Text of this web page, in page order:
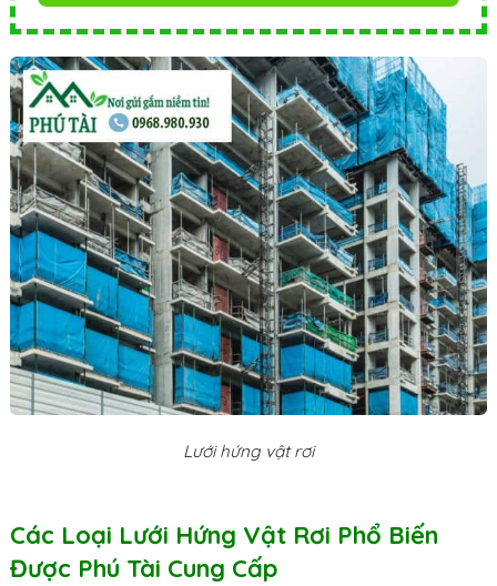
Lưới hứng vật rơi
Các Loại Lưới Hứng Vật Rơi Phổ Biến
Được Phú Tài Cung Cấp